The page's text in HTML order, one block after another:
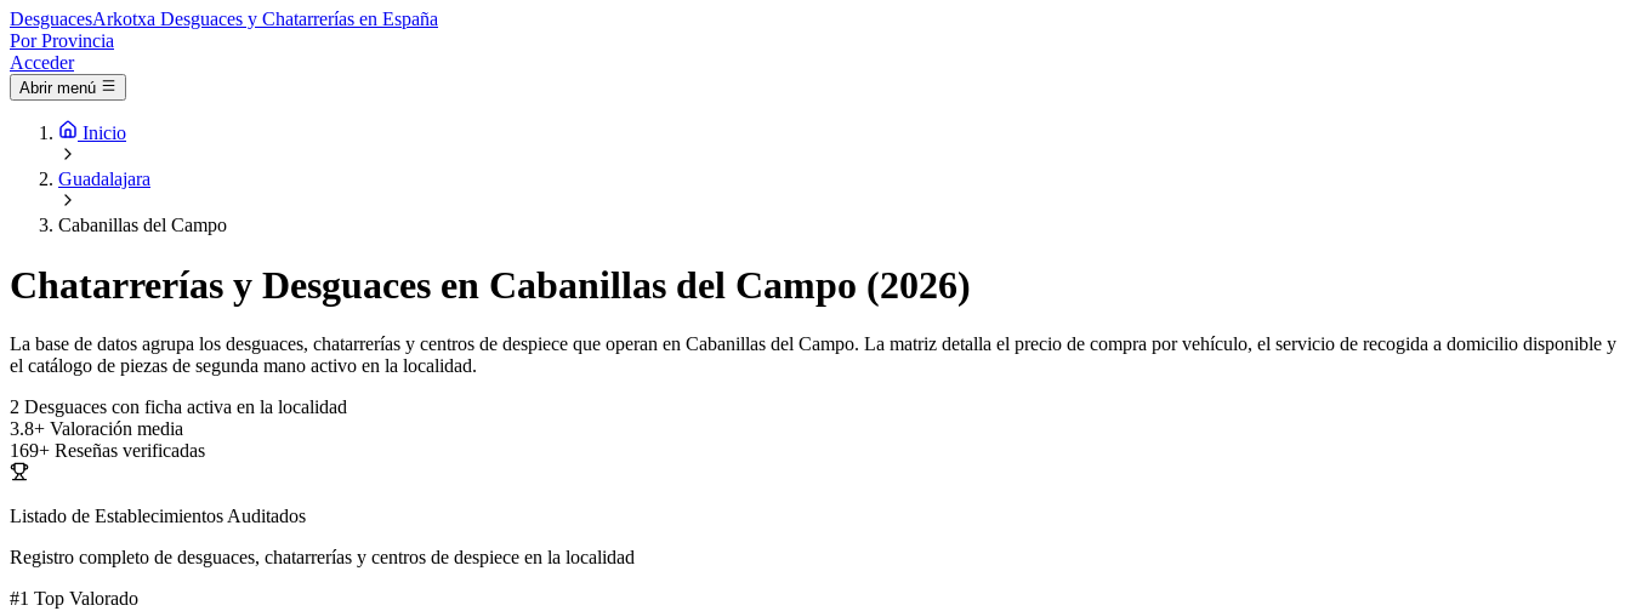
DesguacesArkotxa Desguaces y Chatarrerías en España
Por Provincia
Acceder
Abrir menú
Inicio
Guadalajara
Cabanillas del Campo
Chatarrerías y Desguaces en Cabanillas del Campo (2026)
La base de datos agrupa los desguaces, chatarrerías y centros de despiece que operan en Cabanillas del Campo. La matriz detalla el precio de compra por vehículo, el servicio de recogida a domicilio disponible y
el catálogo de piezas de segunda mano activo en la localidad.
2 Desguaces con ficha activa en la localidad
3.8+ Valoración media
169+ Reseñas verificadas
Listado de Establecimientos Auditados
Registro completo de desguaces, chatarrerías y centros de despiece en la localidad
#1 Top Valorado